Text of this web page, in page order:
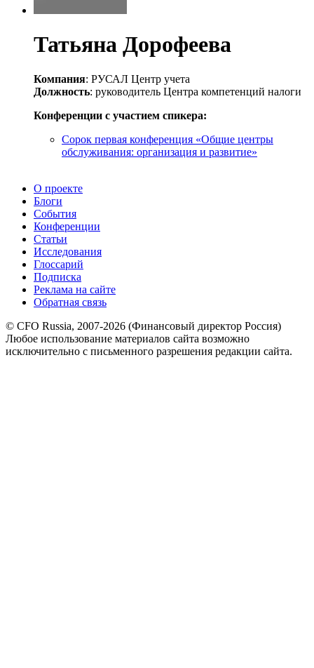
Татьяна Дорофеева
Компания: РУСАЛ Центр учета
Должность: руководитель Центра компетенций налоги
Конференции с участием спикера:
Сорок первая конференция «Общие центры
обслуживания: организация и развитие»
О проекте
Блоги
События
Конференции
Статьи
Исследования
Глоссарий
Подписка
Реклама на сайте
Обратная связь
© CFO Russia, 2007-2026 (Финансовый директор Россия)
Любое использование материалов сайта возможно
исключительно с письменного разрешения редакции сайта.